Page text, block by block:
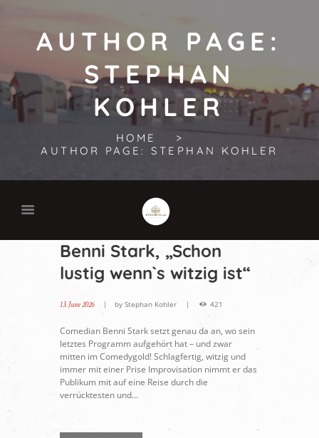
AUTHOR PAGE:
STEPHAN
KOHLER
HOME
AUTHOR PAGE: STEPHAN KOHLER
Benni Stark, „Schon
lustig wenn`s witzig ist“
13. June 2026 by Stephan Kohler 421
Comedian Benni Stark setzt genau da an, wo sein
letztes Programm aufgehört hat – und zwar
mitten im Comedygold! Schlagfertig, witzig und
immer mit einer Prise Improvisation nimmt er das
Publikum mit auf eine Reise durch die
verrücktesten und...